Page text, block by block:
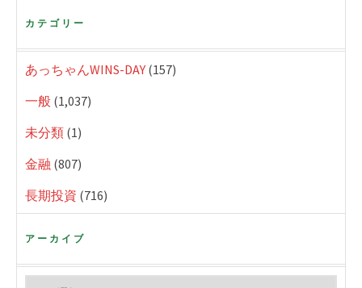
カテゴリー
あっちゃんWINS-DAY (157)
一般 (1,037)
未分類 (1)
金融 (807)
長期投資 (716)
アーカイブ